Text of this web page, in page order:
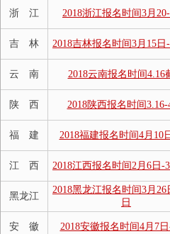
浙 江 2018浙江报名时间3月20-
吉 林 2018吉林报名时间3月15日
云 南 2018云南报名时间4.16
陕 西 2018陕西报名时间3.16-
福 建 2018福建报名时间4月10
江 西 2018江西报名时间2月6日-
黑龙江
2018黑龙江报名时间3月26
日
安 徽 2018安徽报名时间4月7日